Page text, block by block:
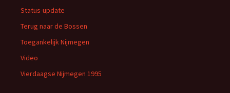
Status-update
Terug naar de Bossen
Toegankelijk Nijmegen
Video
Vierdaagse Nijmegen 1995